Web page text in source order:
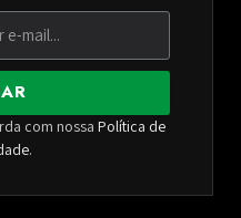
com nossa Política de
.